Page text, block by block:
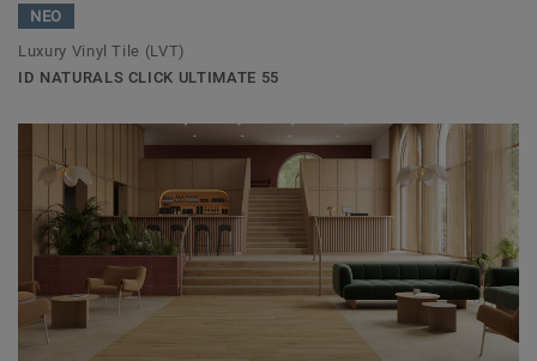
ΝΕΟ
Luxury Vinyl Tile (LVT)
ID NATURALS CLICK ULTIMATE 55